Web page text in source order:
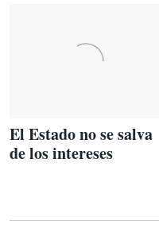
El Estado no se salva
de los intereses